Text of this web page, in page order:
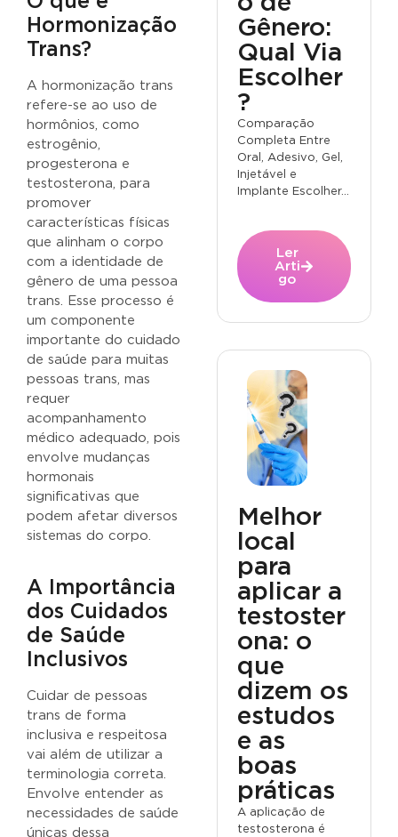
Hormonização
Trans?
A hormonização trans
refere-se ao uso de
hormônios, como
estrogênio,
progesterona e
testosterona, para
promover
características físicas
que alinham o corpo
com a identidade de
gênero de uma pessoa
trans. Esse processo é
um componente
importante do cuidado
de saúde para muitas
pessoas trans, mas
requer
acompanhamento
médico adequado, pois
envolve mudanças
hormonais
significativas que
podem afetar diversos
sistemas do corpo.
A Importância
dos Cuidados
de Saúde
Inclusivos
Cuidar de pessoas
trans de forma
inclusiva e respeitosa
vai além de utilizar a
terminologia correta.
Envolve entender as
necessidades de saúde
únicas dessa
Gênero:
Qual Via
Escolher
?
Comparação
Completa Entre
Oral, Adesivo, Gel,
Injetável e
Implante Escolher...
Ler
Arti
go
Melhor
local
para
aplicar a
testoster
ona: o
que
dizem os
estudos
e as
boas
práticas
A aplicação de
testosterona é